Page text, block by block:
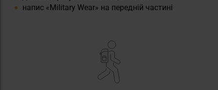
напис «Military Wear» на передній частині